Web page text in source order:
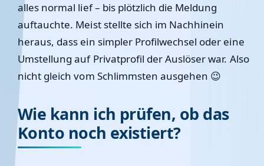
alles normal lief – bis plötzlich die Meldung
auftauchte. Meist stellte sich im Nachhinein
heraus, dass ein simpler Profilwechsel oder eine
Umstellung auf Privatprofil der Auslöser war. Also
nicht gleich vom Schlimmsten ausgehen 😉
Wie kann ich prüfen, ob das
Konto noch existiert?